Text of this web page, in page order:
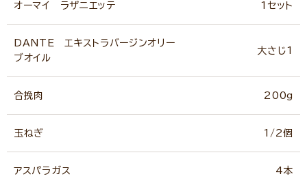
オーマイ ラザニエッテ 1セット
DANTE エキストラバージンオリー
ブオイル
大さじ1
合挽肉 200g
玉ねぎ 1/2個
アスパラガス 4本